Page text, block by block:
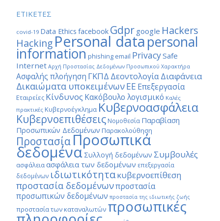
ΕΤΙΚΕΤΕΣ
covid-19 Data Ethics facebook Gdpr google Hackers
Hacking Personal datapersonal
information phishing email PrivacySafe
Internet Αρχή Προστασίας Δεδομένων Προσωπικού Χαρακτήρα
Ασφαλής πλοήγηση ΓΚΠΔ ΔεοντολογίαΔιαφάνεια
Δικαιώματα υποκειμένωνΕΕ Επεξεργασία
Εταιρείες Κίνδυνος Κακόβουλο λογισμικό Καλές
πρακτικές Κυβερνοέγκλημα Κυβερνοασφάλεια
Κυβερνοεπιθέσεις Νομοθεσία Παραβίαση
Προσωπικών Δεδομένων Παρακολούθηση
ΠροστασίαΠροσωπικά
δεδομένα Συλλογή δεδομένων Συμβουλές
ασφάλειαασφάλεια των δεδομένων επεξεργασία
δεδομένων ιδιωτικότητακυβερνοεπίθεση
προστασία δεδομένωνπροστασία
προσωπικών δεδομένων προστασία της ιδιωτικής ζωής
προστασία των καταναλωτών προσωπικές